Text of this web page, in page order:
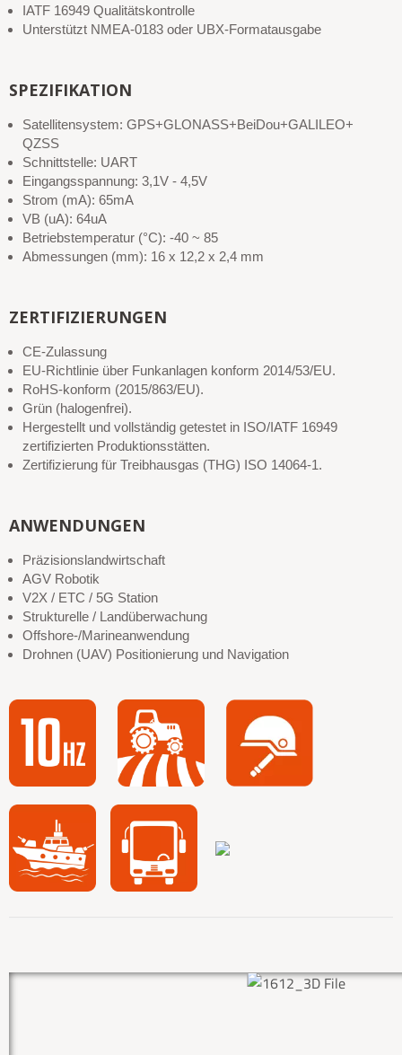
IATF 16949 Qualitätskontrolle
Unterstützt NMEA-0183 oder UBX-Formatausgabe
SPEZIFIKATION
Satellitensystem: GPS+GLONASS+BeiDou+GALILEO+
QZSS
Schnittstelle: UART
Eingangsspannung: 3,1V - 4,5V
Strom (mA): 65mA
VB (uA): 64uA
Betriebstemperatur (°C): -40 ~ 85
Abmessungen (mm): 16 x 12,2 x 2,4 mm
ZERTIFIZIERUNGEN
CE-Zulassung
EU-Richtlinie über Funkanlagen konform 2014/53/EU.
RoHS-konform (2015/863/EU).
Grün (halogenfrei).
Hergestellt und vollständig getestet in ISO/IATF 16949
zertifizierten Produktionsstätten.
Zertifizierung für Treibhausgas (THG) ISO 14064-1.
ANWENDUNGEN
Präzisionslandwirtschaft
AGV Robotik
V2X / ETC / 5G Station
Strukturelle / Landüberwachung
Offshore-/Marineanwendung
Drohnen (UAV) Positionierung und Navigation